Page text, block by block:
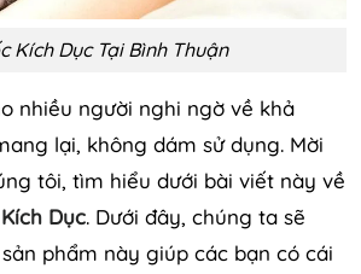
Kích Dục Tại Bình Thuận
nhiều người nghi ngờ về khả
lại, không dám sử dụng. Mời
tôi, tìm hiểu dưới bài viết này về
Dục. Dưới đây, chúng ta sẽ
phẩm này giúp các bạn có cái